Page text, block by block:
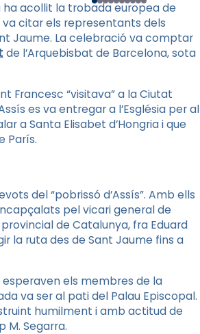
acollit la trobada europea de
va citar els representants dels
Jaume. La celebració va comptar
de l’Arquebisbat de Barcelona, sota
Francesc “visitava” a la Ciutat
es va entregar a l’Església per al
a Santa Elisabet d’Hongria i que
París.
del “pobrissó d’Assís”. Amb ells
pel vicari general de
de Catalunya, fra Eduard
la ruta des de Sant Jaume fins a
esperaven els membres de la
va ser al pati del Palau Episcopal.
humilment i amb actitud de
M. Segarra.